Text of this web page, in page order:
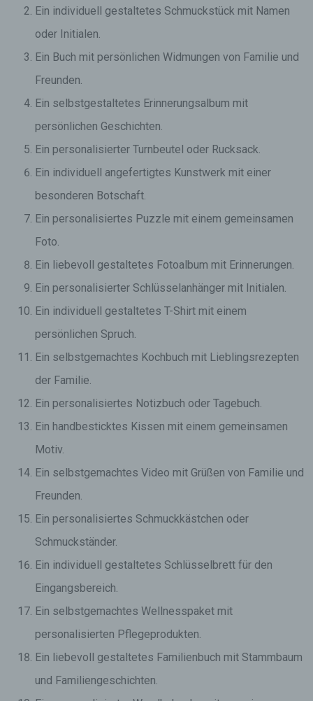
Ein individuell gestaltetes Schmuckstück mit Namen
oder Initialen.
Ein Buch mit persönlichen Widmungen von Familie und
Freunden.
Ein selbstgestaltetes Erinnerungsalbum mit
persönlichen Geschichten.
Ein personalisierter Turnbeutel oder Rucksack.
Ein individuell angefertigtes Kunstwerk mit einer
besonderen Botschaft.
Ein personalisiertes Puzzle mit einem gemeinsamen
Foto.
Ein liebevoll gestaltetes Fotoalbum mit Erinnerungen.
Ein personalisierter Schlüsselanhänger mit Initialen.
Ein individuell gestaltetes T-Shirt mit einem
persönlichen Spruch.
Ein selbstgemachtes Kochbuch mit Lieblingsrezepten
der Familie.
Ein personalisiertes Notizbuch oder Tagebuch.
Ein handbesticktes Kissen mit einem gemeinsamen
Motiv.
Ein selbstgemachtes Video mit Grüßen von Familie und
Freunden.
Ein personalisiertes Schmuckkästchen oder
Schmuckständer.
Ein individuell gestaltetes Schlüsselbrett für den
Eingangsbereich.
Ein selbstgemachtes Wellnesspaket mit
personalisierten Pflegeprodukten.
Ein liebevoll gestaltetes Familienbuch mit Stammbaum
und Familiengeschichten.